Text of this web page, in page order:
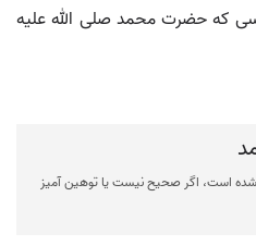
که حضرت محمد صلی الله علیه
است، اگر صحیح نیست یا توهین آمیز